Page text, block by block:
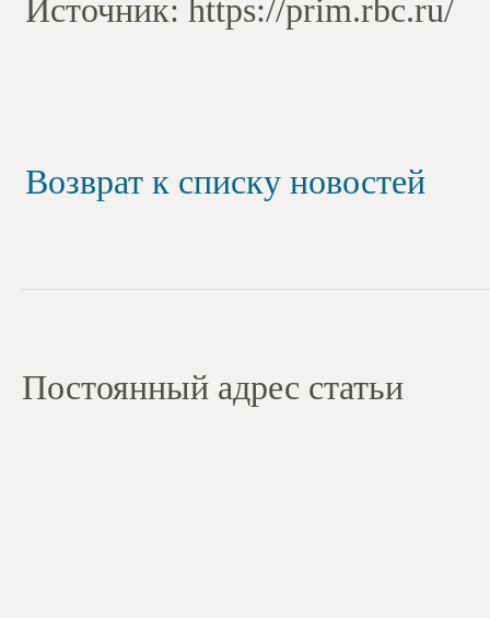
Источник: https://prim.rbc.ru/
Возврат к списку новостей
Постоянный адрес статьи